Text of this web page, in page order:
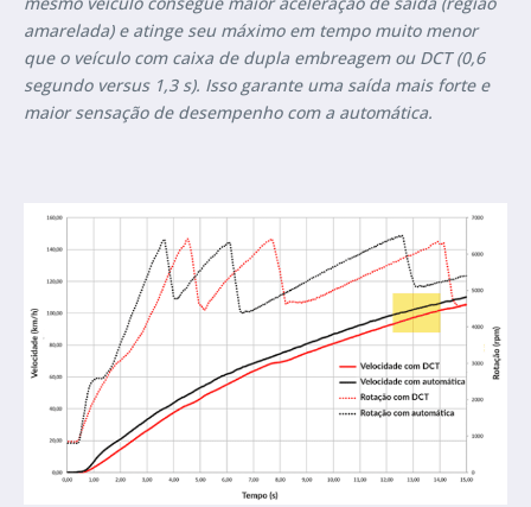
amarelada) e atinge seu máximo em tempo muito menor
que o veículo com caixa de dupla embreagem ou DCT (0,6
segundo versus 1,3 s). Isso garante uma saída mais forte e
maior sensação de desempenho com a automática.